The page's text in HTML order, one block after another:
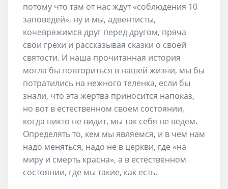
потому что там от нас ждут «соблюдения 10
заповедей», ну и мы, адвентисты,
кочевряжимся друг перед другом, пряча
свои грехи и рассказывая сказки о своей
святости. И наша прочитанная история
могла бы повториться в нашей жизни, мы бы
потратились на нежного теленка, если бы
знали, что эта жертва приносится напоказ,
но вот в естественном своем состоянии,
когда никто не видит, мы так себя не ведем.
Определять то, кем мы являемся, и в чем нам
надо меняться, надо не в церкви, где «на
миру и смерть красна», а в естественном
состоянии, где мы такие, как есть.